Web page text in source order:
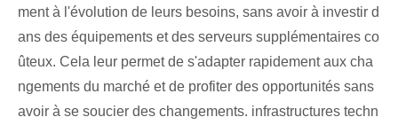
ment à l'évolution de leurs besoins, sans avoir à investir d
ans des équipements et des serveurs supplémentaires co
ûteux. Cela leur permet de s'adapter rapidement aux cha
ngements du marché et de profiter des opportunités sans
avoir à se soucier des changements. infrastructures techn